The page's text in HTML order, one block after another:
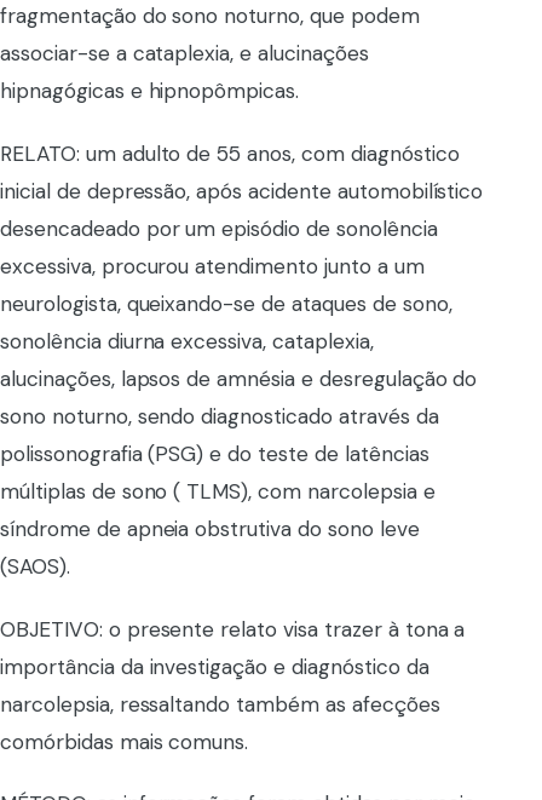
fragmentação do sono noturno, que podem
associar-se a cataplexia, e alucinações
hipnagógicas e hipnopômpicas.
RELATO: um adulto de 55 anos, com diagnóstico
inicial de depressão, após acidente automobilístico
desencadeado por um episódio de sonolência
excessiva, procurou atendimento junto a um
neurologista, queixando-se de ataques de sono,
sonolência diurna excessiva, cataplexia,
alucinações, lapsos de amnésia e desregulação do
sono noturno, sendo diagnosticado através da
polissonografia (PSG) e do teste de latências
múltiplas de sono ( TLMS), com narcolepsia e
síndrome de apneia obstrutiva do sono leve
(SAOS).
OBJETIVO: o presente relato visa trazer à tona a
importância da investigação e diagnóstico da
narcolepsia, ressaltando também as afecções
comórbidas mais comuns.